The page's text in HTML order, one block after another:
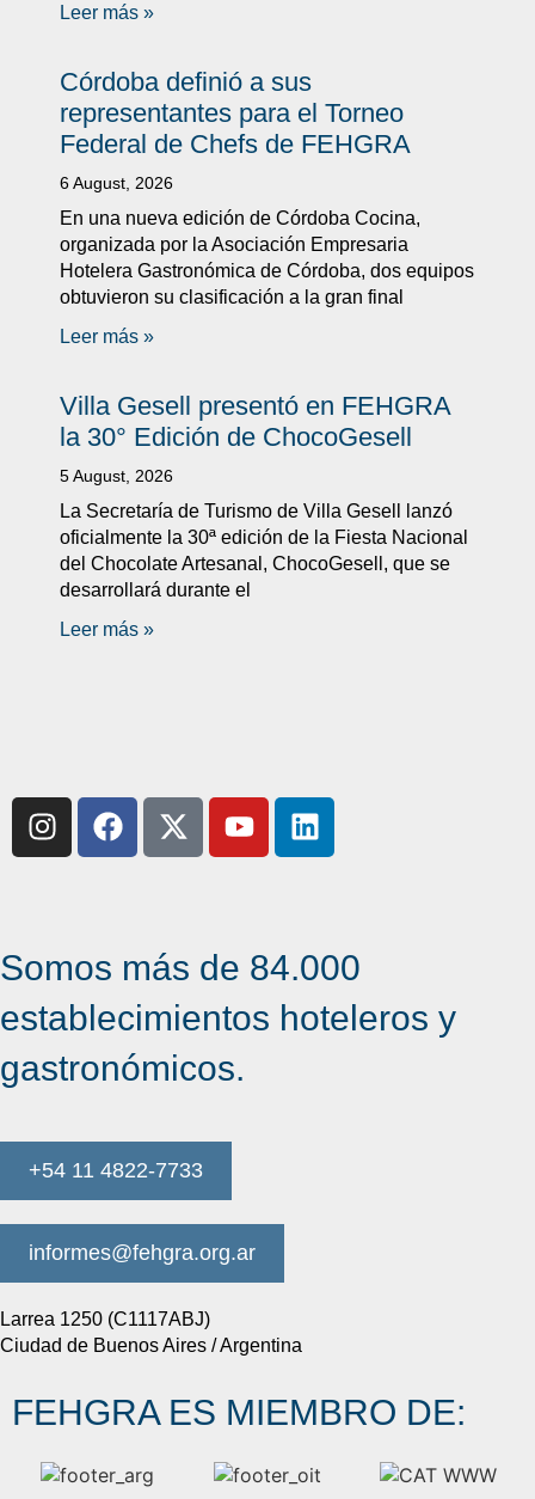
Leer más »
Córdoba definió a sus
representantes para el Torneo
Federal de Chefs de FEHGRA
6 August, 2026
En una nueva edición de Córdoba Cocina,
organizada por la Asociación Empresaria
Hotelera Gastronómica de Córdoba, dos equipos
obtuvieron su clasificación a la gran final
Leer más »
Villa Gesell presentó en FEHGRA
la 30° Edición de ChocoGesell
5 August, 2026
La Secretaría de Turismo de Villa Gesell lanzó
oficialmente la 30ª edición de la Fiesta Nacional
del Chocolate Artesanal, ChocoGesell, que se
desarrollará durante el
Leer más »
Somos más de 84.000
establecimientos hoteleros y
gastronómicos.
+54 11 4822-7733
informes@fehgra.org.ar
Larrea 1250 (C1117ABJ)
Ciudad de Buenos Aires / Argentina
FEHGRA ES MIEMBRO DE: